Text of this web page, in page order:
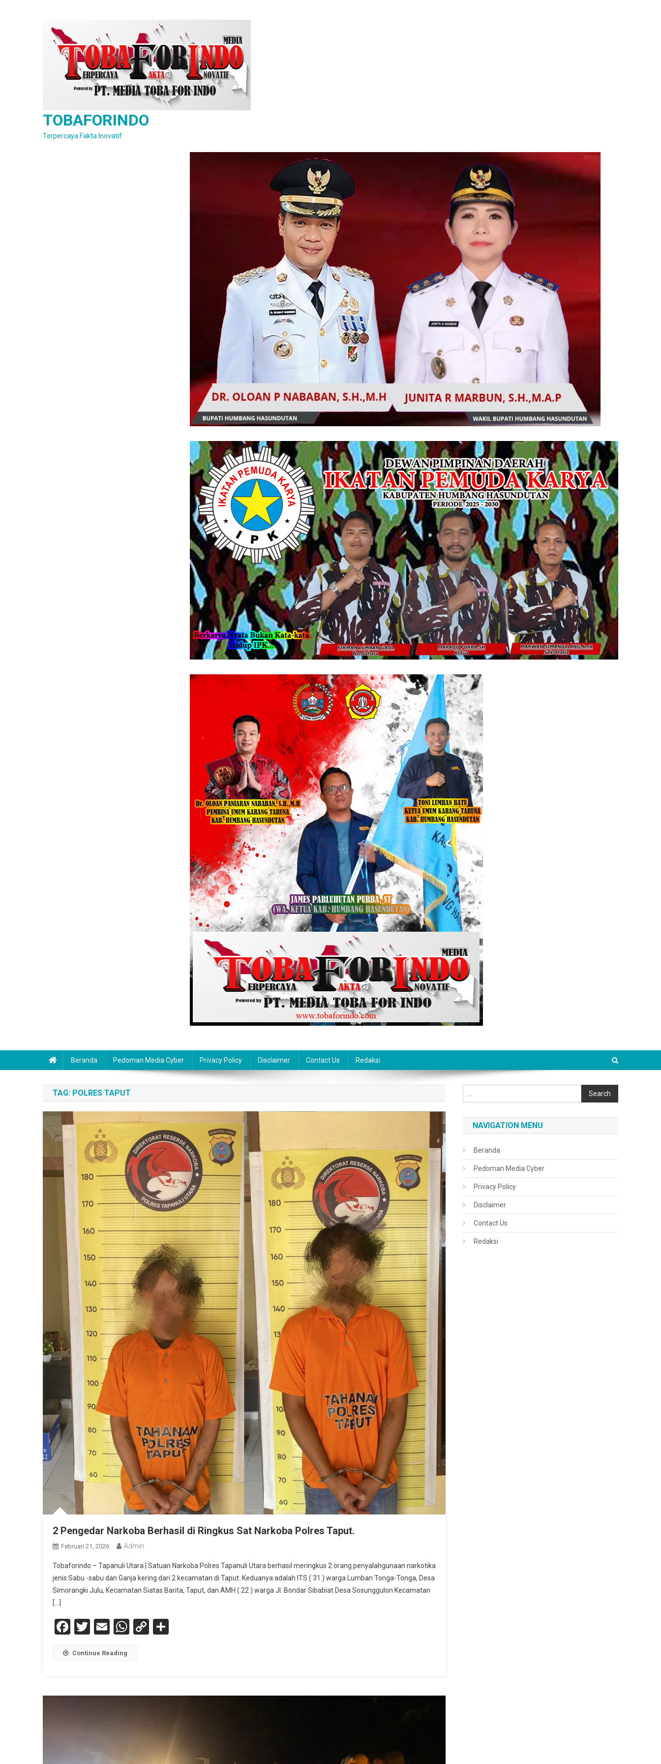
TOBAFORINDO
Terpercaya Fakta Inovatif
Beranda Pedoman Media Cyber Privacy Policy Disclaimer Contact Us Redaksi
TAG: POLRES TAPUT
2 Pengedar Narkoba Berhasil di Ringkus Sat Narkoba Polres Taput.
Februari 21, 2026 Admin
Tobaforindo – Tapanuli Utara | Satuan Narkoba Polres Tapanuli Utara berhasil meringkus 2 orang penyalahgunaan narkotika
jenis Sabu -sabu dan Ganja kering dari 2 kecamatan di Taput. Keduanya adalah ITS ( 31 ) warga Lumban Tonga-Tonga, Desa
Simorangki Julu, Kecamatan Siatas Barita, Taput, dan AMH ( 22 ) warga Jl. Bondar Sibabiat Desa Sosunggulon Kecamatan
[…]
Facebook
Twitter
EmailWhatsApp
Copy
Continue Reading
Search
NAVIGATION MENU
Beranda
Pedoman Media Cyber
Privacy Policy
Disclaimer
Contact Us
Redaksi